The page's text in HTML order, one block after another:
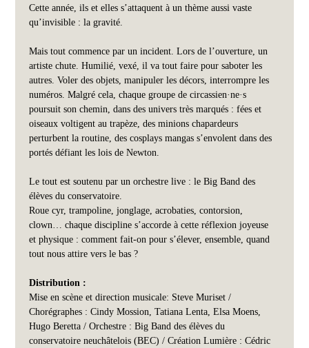
Cette année, ils et elles s’attaquent à un thème aussi vaste
qu’invisible : la gravité.
Mais tout commence par un incident. Lors de l’ouverture, un
artiste chute. Humilié, vexé, il va tout faire pour saboter les
autres. Voler des objets, manipuler les décors, interrompre les
numéros. Malgré cela, chaque groupe de circassien·ne·s
poursuit son chemin, dans des univers très marqués : fées et
oiseaux voltigent au trapèze, des minions chapardeurs
perturbent la routine, des cosplays mangas s’envolent dans des
portés défiant les lois de Newton.
Le tout est soutenu par un orchestre live : le Big Band des
élèves du conservatoire.
Roue cyr, trampoline, jonglage, acrobaties, contorsion,
clown… chaque discipline s’accorde à cette réflexion joyeuse
et physique : comment fait-on pour s’élever, ensemble, quand
tout nous attire vers le bas ?
Distribution :
Mise en scène et direction musicale: Steve Muriset /
Chorégraphes : Cindy Mossion, Tatiana Lenta, Elsa Moens,
Hugo Beretta / Orchestre : Big Band des élèves du
conservatoire neuchâtelois (BEC) / Création Lumière : Cédric